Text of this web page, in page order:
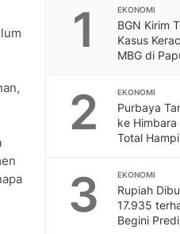
1 EKONOMI
BGN Kirim
Kasus
MBG di
2 EKONOMI
Purbaya
ke Himbara
Total
3 EKONOMI
Rupiah
17.935
Begini